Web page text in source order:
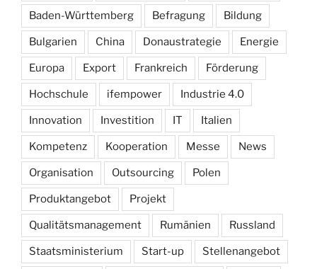
Baden-Württemberg Befragung Bildung
Bulgarien China Donaustrategie Energie
Europa Export Frankreich Förderung
Hochschule ifempower Industrie 4.0
Innovation Investition IT Italien
Kompetenz Kooperation Messe News
Organisation Outsourcing Polen
Produktangebot Projekt
Qualitätsmanagement Rumänien Russland
Staatsministerium Start-up Stellenangebot